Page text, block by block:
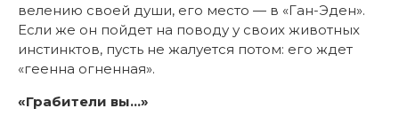
велению своей души, его место — в «Ган-Эден».
Если же он пойдет на поводу у своих животных
инстинктов, пусть не жалуется потом: его ждет
«геенна огненная».
«Грабители вы…»